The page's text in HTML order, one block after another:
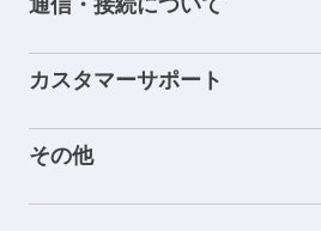
通信・接続について
カスタマーサポート
その他